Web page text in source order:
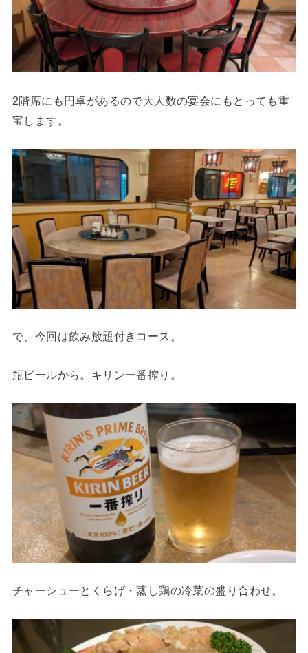
2階席にも円卓があるので大人数の宴会にもとっても重
宝します。
で、今回は飲み放題付きコース。
瓶ビールから。キリン一番搾り。
チャーシューとくらげ・蒸し鶏の冷菜の盛り合わせ。